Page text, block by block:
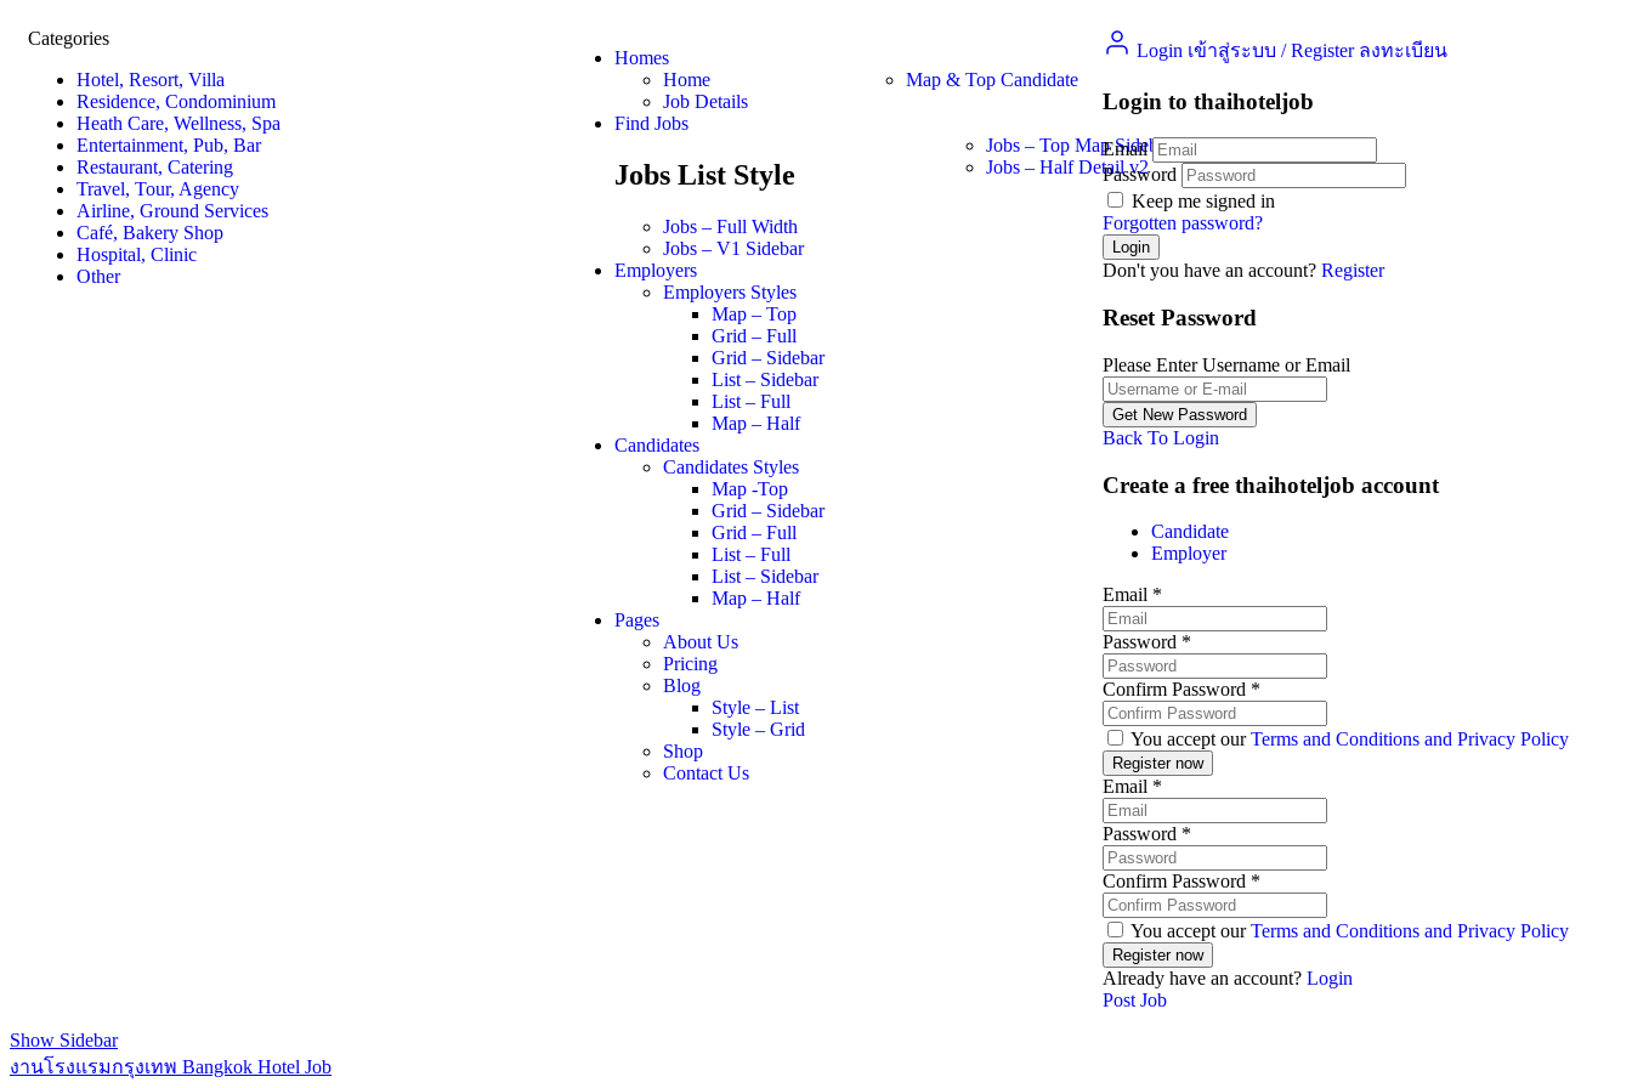
Categories
Hotel, Resort, Villa
Residence, Condominium
Heath Care, Wellness, Spa
Entertainment, Pub, Bar
Restaurant, Catering
Travel, Tour, Agency
Airline, Ground Services
Café, Bakery Shop
Hospital, Clinic
Other
Homes
Home
Job Details
Map & Top Candidate
Find Jobs
Jobs List Style
Jobs – Full Width
Jobs – V1 Sidebar
Jobs – Top Map Sidebar
Jobs – Half Detail v2
Jobs Detail
Employers
Employers Styles
Map – Top
Grid – Full
Grid – Sidebar
List – Sidebar
List – Full
Map – Half
Candidates
Candidates Styles
Map -Top
Grid – Sidebar
Grid – Full
List – Full
List – Sidebar
Map – Half
Pages
About Us
Pricing
Blog
Style – List
Style – Grid
Shop
Contact Us
Login เข้าสู่ระบบ / Register ลงทะเบียน
Login to thaihoteljob
Email
Password
Keep me signed in
Forgotten password?
Don't you have an account?Register
Reset Password
Please Enter Username or Email
Back To Login
Create a free thaihoteljob account
Candidate
Employer
Email *
Password *
Confirm Password *
You accept ourTerms and Conditions and Privacy Policy
Email *
Password *
Confirm Password *
You accept ourTerms and Conditions and Privacy Policy
Already have an account?Login
Post Job
Show Sidebar
งานโรงแรมกรุงเทพ Bangkok Hotel Job